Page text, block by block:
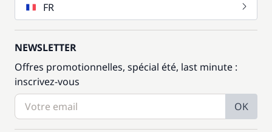
FR
NEWSLETTER
Offres promotionnelles, spécial été, last minute :
inscrivez-vous
OK